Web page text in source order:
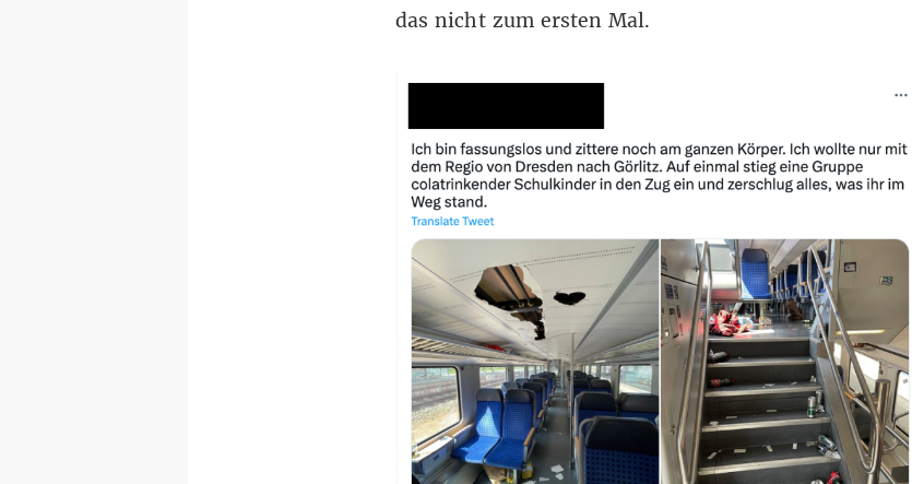
das nicht zum ersten Mal.